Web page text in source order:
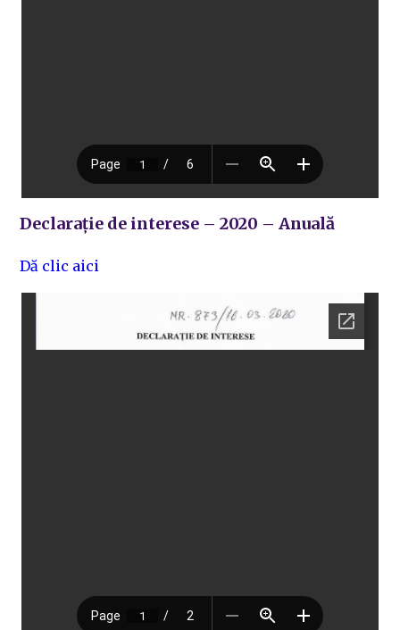
Declarație de interese – 2020 – Anuală
Dă clic aici